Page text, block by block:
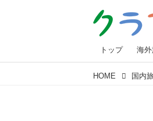
トップ 海
HOME 国内